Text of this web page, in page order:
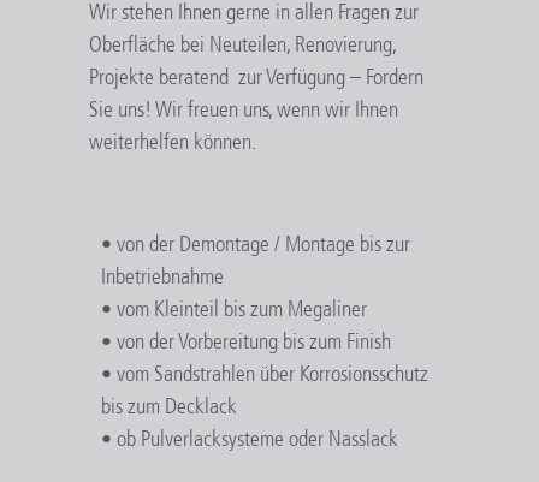
Wir stehen Ihnen gerne in allen Fragen zur
Oberfläche bei Neuteilen, Renovierung,
Projekte beratend zur Verfügung – Fordern
Sie uns! Wir freuen uns, wenn wir Ihnen
weiterhelfen können.
• von der Demontage / Montage bis zur
Inbetriebnahme
• vom Kleinteil bis zum Megaliner
• von der Vorbereitung bis zum Finish
• vom Sandstrahlen über Korrosionsschutz
bis zum Decklack
• ob Pulverlacksysteme oder Nasslack